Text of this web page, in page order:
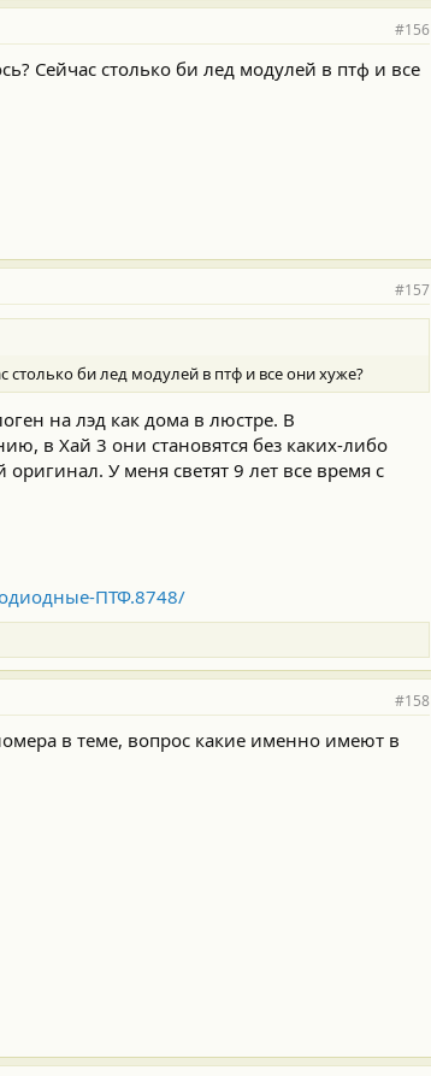
#156
Сейчас столько би лед модулей в птф и все
#157
столько би лед модулей в птф и все они хуже?
на лэд как дома в люстре. В
в Хай 3 они становятся без каких-либо
У меня светят 9 лет все время с
ПТФ.8748/
#158
в теме, вопрос какие именно имеют в